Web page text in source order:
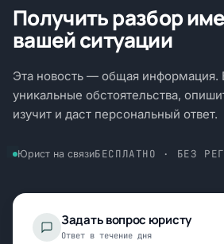
Получить разбор
вашей ситуации
Эта новость — общая информация.
уникальные обстоятельства,
изучит и даст персональный ответ.
Юрист на связиБЕСПЛАТНО · БЕЗ
Задать вопрос юристу
Ответ в течение дня